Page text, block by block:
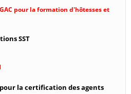
pour la formation d'hôtesses et
SST
la certification des agents